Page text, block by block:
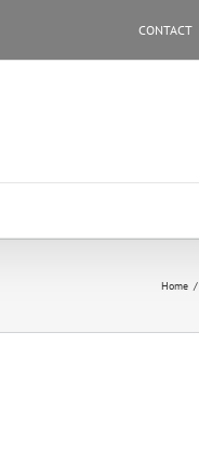
CONTACT
Home /